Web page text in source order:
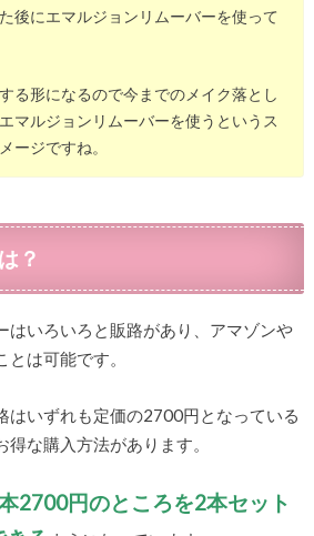
後にエマルジョンリムーバーを使って
る形になるので今までのメイク落とし
マルジョンリムーバーを使うというス
ージですね。
？
はいろいろと販路があり、アマゾンや
は可能です。
はいずれも定価の2700円となっている
な購入方法があります。
2700円のところを2本セット